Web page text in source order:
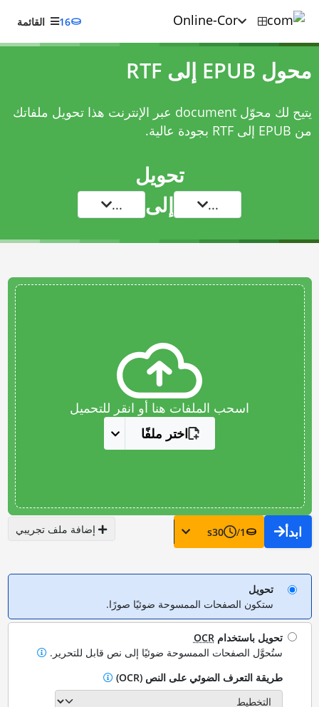
16 القائمة
محول EPUB إلى RTF
يتيح لك محوّل document عبر الإنترنت هذا تحويل ملفاتك
من EPUB إلى RTF بجودة عالية.
تحويل
... إلى ...
اسحب الملفات هنا أو انقر للتحميل
اختر ملفًا
ابدأ 1
/
30
s إضافة ملف تجريبي
تحويل
ستكون الصفحات الممسوحة ضوئيًا صورًا.
تحويل باستخدام OCR
ستُحوَّل الصفحات الممسوحة ضوئيًا إلى نص قابل للتحرير.
طريقة التعرف الضوئي على النص (OCR)